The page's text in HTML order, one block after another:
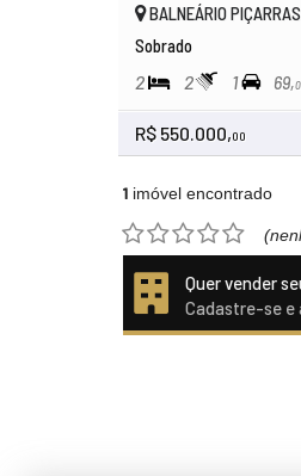
BALNEÁRIO
Sobrado
2 2 1 69,
R$ 550.000,00
1 imóvel encontrado
Quer vender
Cadastre-se e